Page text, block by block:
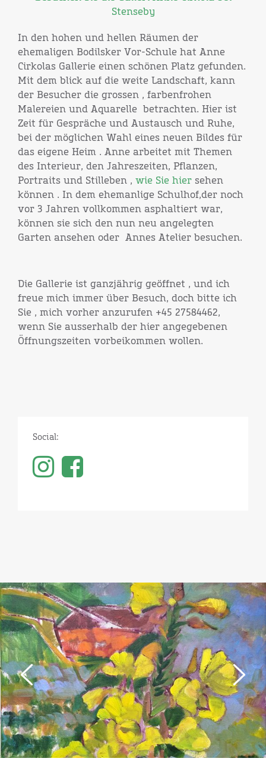
Stenseby
In den hohen und hellen Räumen der
ehemaligen Bodilsker Vor-Schule hat Anne
Cirkolas Gallerie einen schönen Platz gefunden.
Mit dem blick auf die weite Landschaft, kann
der Besucher die grossen , farbenfrohen
Malereien und Aquarelle betrachten. Hier ist
Zeit für Gespräche und Austausch und Ruhe,
bei der möglichen Wahl eines neuen Bildes für
das eigene Heim . Anne arbeitet mit Themen
des Interieur, den Jahreszeiten, Pflanzen,
Portraits und Stilleben , wie Sie hier sehen
können . In dem ehemanlige Schulhof,der noch
vor 3 Jahren vollkommen asphaltiert war,
können sie sich den nun neu angelegten
Garten ansehen oder Annes Atelier besuchen.
Die Gallerie ist ganzjährig geöffnet , und ich
freue mich immer über Besuch, doch bitte ich
Sie , mich vorher anzurufen +45 27584462,
wenn Sie ausserhalb der hier angegebenen
Öffnungszeiten vorbeikommen wollen.
Social: